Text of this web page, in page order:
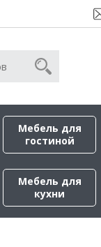
Мебель для
гостиной
Мебель для
кухни